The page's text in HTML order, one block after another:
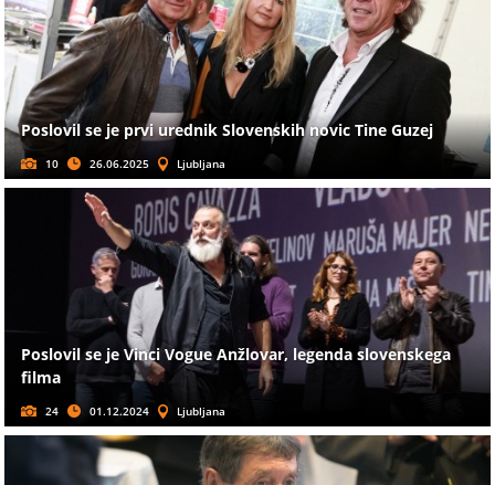
Poslovil se je prvi urednik Slovenskih novic Tine Guzej
10 26.06.2025 Ljubljana
Poslovil se je Vinci Vogue Anžlovar, legenda slovenskega
filma
24 01.12.2024 Ljubljana